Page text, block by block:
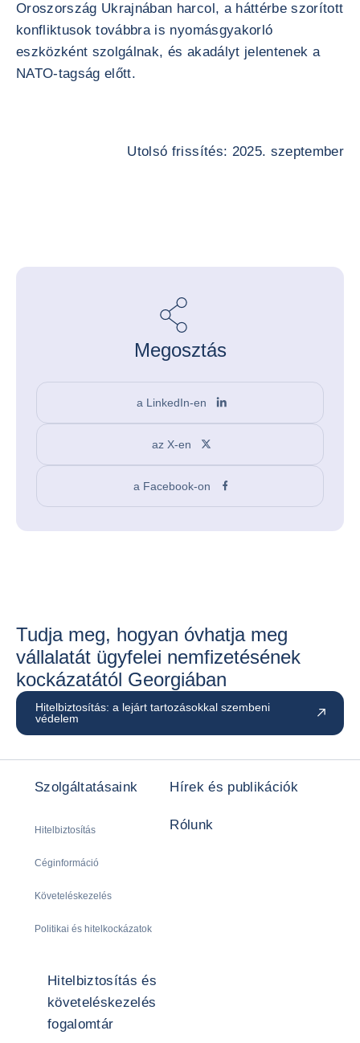
Oroszország Ukrajnában harcol, a háttérbe szorított
konfliktusok továbbra is nyomásgyakorló
eszközként szolgálnak, és akadályt jelentenek a
NATO-tagság előtt.
Utolsó frissítés: 2025. szeptember
Megosztás
a LinkedIn-en
az X-en
a Facebook-on
Tudja meg, hogyan óvhatja meg
vállalatát ügyfelei nemfizetésének
kockázatától Georgiában
Hitelbiztosítás: a lejárt tartozásokkal szembeni
védelem
Szolgáltatásaink
Hitelbiztosítás
Céginformáció
Követeléskezelés
Politikai és hitelkockázatok
Hírek és publikációk
Rólunk
Hitelbiztosítás és
követeléskezelés
fogalomtár